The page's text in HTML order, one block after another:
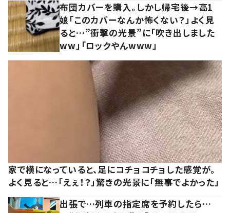
布団カバーを購入。しかし帰宅後→高1
娘「このカバーなんか怖くない？」よく見
ると…”衝撃の光景”に「吹き出しました
ww」「ロックやんwww」
家で横になっていると、足にコチョコチョした感覚が。
よく見ると…「えぇ！？」驚きの光景に「無事でよかった」
出張で…列車の指定席を予約したら…